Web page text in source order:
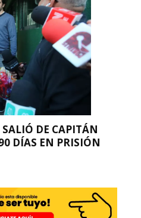
DE CAPITÁN
DÍAS EN PRISIÓN